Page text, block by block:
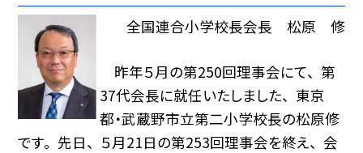
全国連合小学校長会長 松原 修
昨年５月の第250回理事会にて、 第
37代会長に就任いたしました、 東京
都・武蔵野市立第二小学校長の松原修
です。 先日、 ５月21日の第253回理事会を終え、 会